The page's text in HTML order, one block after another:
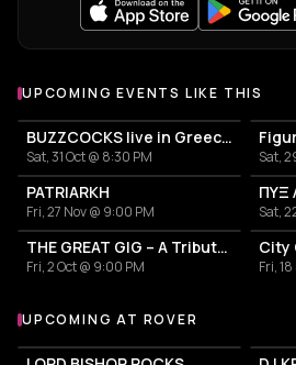
UPCOMING EVENTS LIKE THIS
BUZZCOCKS live in Greece! 50years anniversary
Sat, 31 Oct @ 8:30 PM Sat,
PATRIARKH
Fri, 27 Nov @ 9:00 PM
ΠΥΞ
Sat,
THE GREAT GIG – A Tribute to Pink Floyd
Fri, 2 Oct @ 9:00 PM Fri,
More events at Rover
UPCOMING AT ROVER